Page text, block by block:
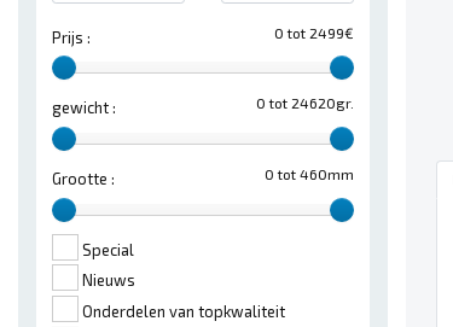
0 tot 2499€
Prijs :
0 tot 24620gr.
gewicht :
0 tot 460mm
Grootte :
Special
Nieuws
Onderdelen van topkwaliteit